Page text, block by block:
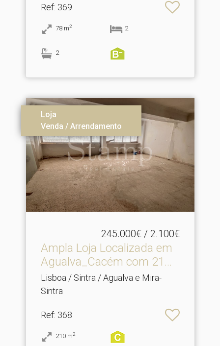
Ref: 369
78 m2 2
2
Loja
Venda / Arrendamento
245.000€ / 2.100€
Ampla Loja Localizada em
Agualva_Cacém com 21.​..
Lisboa / Sintra / Agualva e Mira-
Sintra
Ref: 368
210 m2